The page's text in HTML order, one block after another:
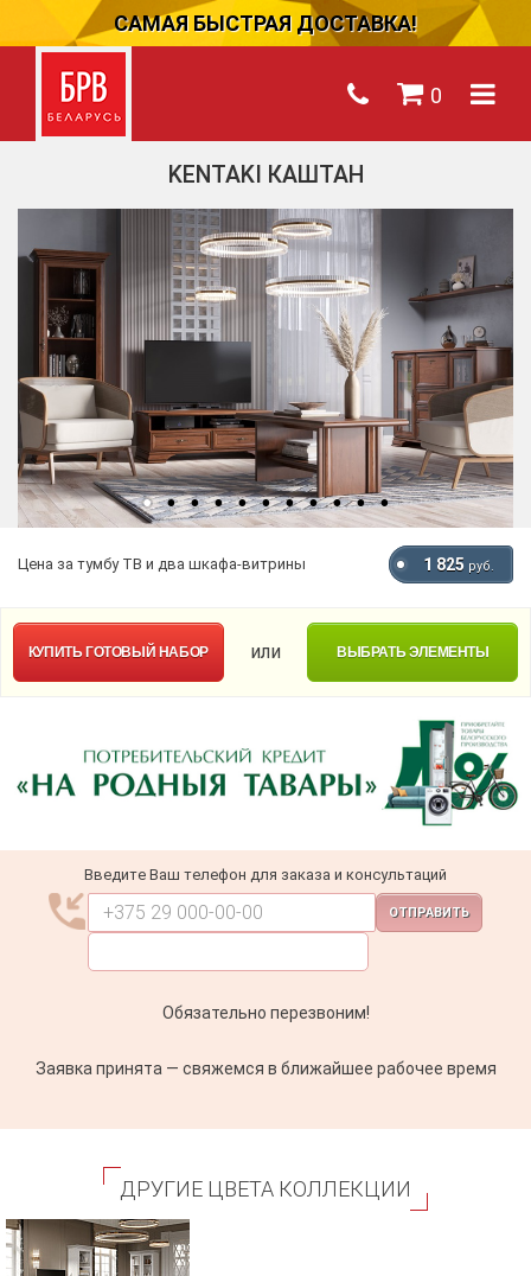
САМАЯ БЫСТРАЯ ДОСТАВКА!
0
KENTAKI КАШТАН
Цена за тумбу ТВ и два шкафа-витрины 1 825 руб.
КУПИТЬГОТОВЫЙ НАБОР или ВЫБРАТЬ ЭЛЕМЕНТЫ
Введите Ваш телефон для заказа и консультаций
ОТПРАВИТЬ
Обязательно перезвоним!
Заявка принята — свяжемся в ближайшее рабочее время
ДРУГИЕ ЦВЕТА КОЛЛЕКЦИИ